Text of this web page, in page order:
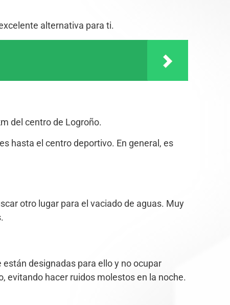
alternativa para ti.
del centro de Logroño.
hasta el centro deportivo. En general, es
otro lugar para el vaciado de aguas. Muy
designadas para ello y no ocupar
evitando hacer ruidos molestos en la noche.